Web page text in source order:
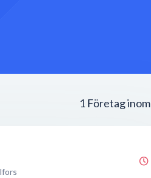
1 Företag inom